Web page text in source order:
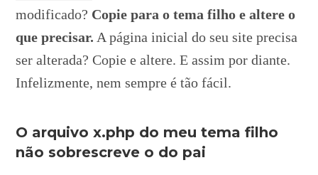
modificado? Copie para o tema filho e altere o
que precisar. A página inicial do seu site precisa
ser alterada? Copie e altere. E assim por diante.
Infelizmente, nem sempre é tão fácil.
O arquivo x.php do meu tema filho
não sobrescreve o do pai